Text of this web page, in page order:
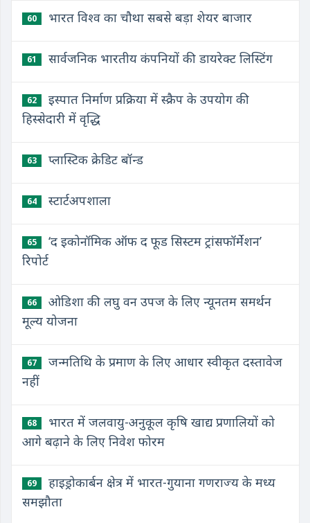
60 भारत विश्व का चौथा सबसे बड़ा शेयर बाजार
61 सार्वजनिक भारतीय कंपनियों की डायरेक्ट लिस्टिंग
62
इस्पात निर्माण प्रक्रिया में स्क्रैप के उपयोग की
हिस्सेदारी में वृद्धि
63 प्लास्टिक क्रेडिट बॉन्ड
64 स्टार्टअपशाला
65
‘द इकोनॉमिक ऑफ द फूड सिस्टम ट्रांसफॉर्मेशन’
रिपोर्ट
66
ओडिशा की लघु वन उपज के लिए न्यूनतम समर्थन
मूल्य योजना
67
जन्मतिथि के प्रमाण के लिए आधार स्वीकृत दस्तावेज
नहीं
68
भारत में जलवायु-अनुकूल कृषि खाद्य प्रणालियों को
आगे बढ़ाने के लिए निवेश फोरम
69
हाइड्रोकार्बन क्षेत्र में भारत-गुयाना गणराज्य के मध्य
समझौता